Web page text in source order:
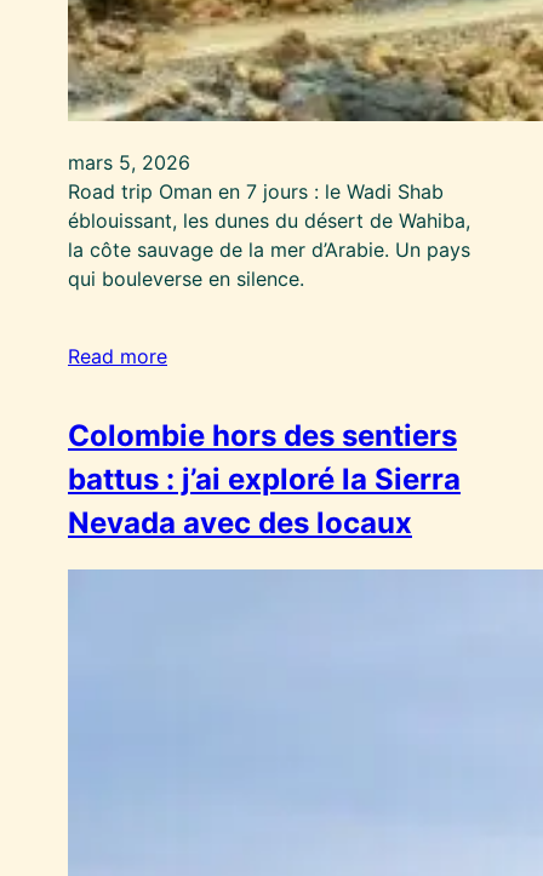
mars 5, 2026
Road trip Oman en 7 jours : le Wadi Shab
éblouissant, les dunes du désert de Wahiba,
la côte sauvage de la mer d’Arabie. Un pays
qui bouleverse en silence.
Read more
Colombie hors des sentiers
battus : j’ai exploré la Sierra
Nevada avec des locaux